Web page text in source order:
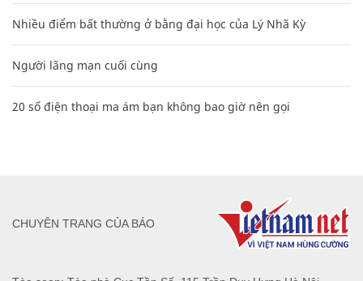
Nhiều điểm bất thường ở bằng đại học của Lý Nhã Kỳ
Người lãng mạn cuối cùng
20 số điện thoại ma ám bạn không bao giờ nên gọi
CHUYÊN TRANG CỦA BÁO